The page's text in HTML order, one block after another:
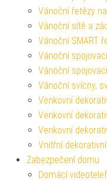
Vánoční řetězy
Vánoční sítě a
Vánoční SMART
Vánoční
Vánoční
Vánoční svícny,
Venkovní
Venkovní
Venkovní
Vnitřní
Zabezpečení domu
Domácí